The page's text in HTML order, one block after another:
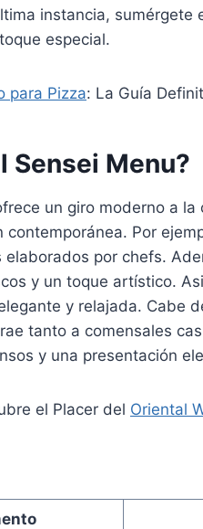
instancia,
especial.
para Pizza: La Guía
Sensei Menu?
un giro moderno a
contemporánea. Por
elaborados por chefs.
y un toque artístico.
y relajada. Cabe
tanto a comensales
y una presentación
el Placer del Oriental